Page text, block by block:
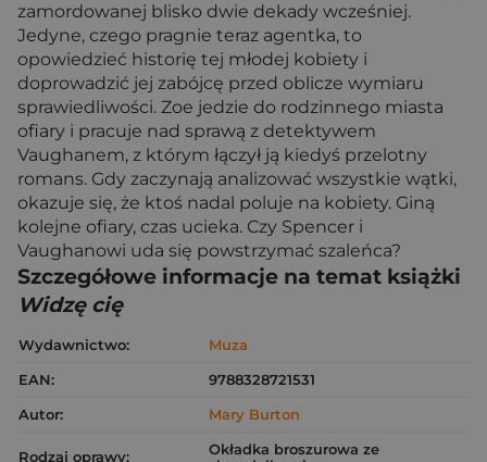
zamordowanej blisko dwie dekady wcześniej.
Jedyne, czego pragnie teraz agentka, to
opowiedzieć historię tej młodej kobiety i
doprowadzić jej zabójcę przed oblicze wymiaru
sprawiedliwości. Zoe jedzie do rodzinnego miasta
ofiary i pracuje nad sprawą z detektywem
Vaughanem, z którym łączył ją kiedyś przelotny
romans. Gdy zaczynają analizować wszystkie wątki,
okazuje się, że ktoś nadal poluje na kobiety. Giną
kolejne ofiary, czas ucieka. Czy Spencer i
Vaughanowi uda się powstrzymać szaleńca?
Szczegółowe informacje na temat książki
Widzę cię
Wydawnictwo:
Muza
EAN:
9788328721531
Autor:
Mary Burton
Rodzaj oprawy:
Okładka broszurowa ze